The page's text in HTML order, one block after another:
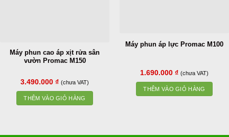
Máy phun cao áp xịt rửa sân
vườn Promac M150
3.490.000 ₫ (chưa VAT)
THÊM VÀO GIỎ HÀNG
Máy phun áp lực Promac M100
1.690.000 ₫ (chưa VAT)
THÊM VÀO GIỎ HÀNG